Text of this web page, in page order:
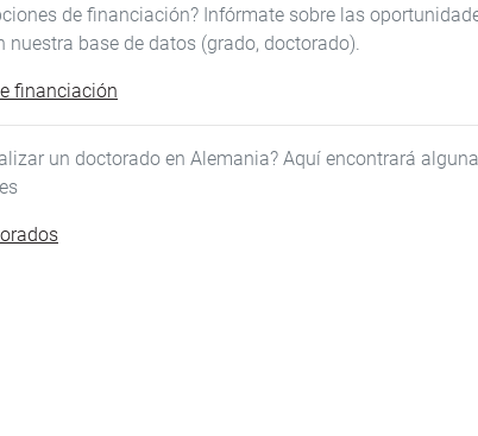
de financiación? Infórmate sobre las
nuestra base de datos (grado, doctorado).
financiación
un doctorado en Alemania? Aquí encontrará